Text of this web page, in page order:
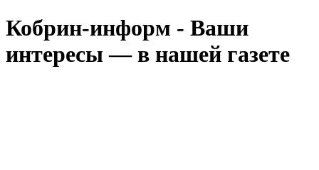
Кобрин-информ - Ваши
интересы — в нашей газете